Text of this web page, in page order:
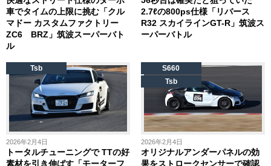
車でタイムの上限に挑む「クル
マドー カスタムファクトリー
ZC6 BRZ」筑波スーパーバト
ル
2.7ℓの800ps仕様「リバース
R32 スカイラインGT-R」筑波ス
ーパーバトル
2026年2月4日
トータルチューニングで TTの好
素材を引き伸ばす「モーターフ
Tsb
2026年2月4日
オリジナルアンダーパネルの効
果をストロークセンサーで確認
S660
Tsb